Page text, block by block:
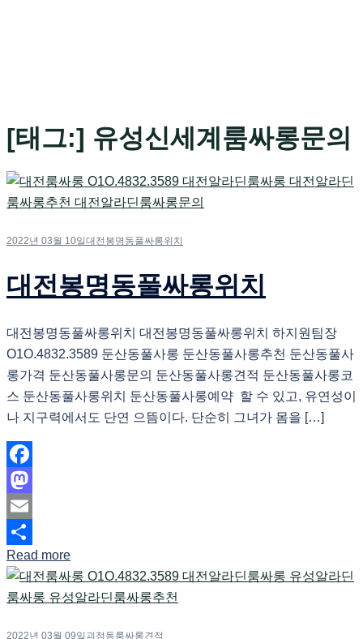
[태그:] 유성신세계룸싸롱문의
2022년 03월 10일대전봉명동풀싸롱위치
대전봉명동풀싸롱위치
대전봉명동풀싸롱위치 대전봉명동풀싸롱위치 하지원팀장
O1O.4832.3589 둔산동풀사롱 둔산동풀사롱추천 둔산동풀사
롱가격 둔산동풀사롱문의 둔산동풀사롱견적 둔산동풀사롱코
스 둔산동풀사롱위치 둔산동풀사롱예약 할 수 있고, 유연성이
나 지구력에서도 단연 으뜸이다. 단순히 그녀가 몸을 […]
Facebook
Mastodon
Email
Share
Read more
2022년 03월 09일 괴정동룸싸롱견적